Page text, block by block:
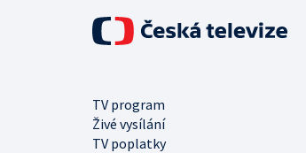
TV program
Živé vysílání
TV poplatky